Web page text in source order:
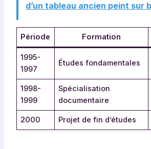
d’un tableau ancien peint sur
Période Formation
1995-
1997
Études fondamentales
1998-
1999
Spécialisation
documentaire
2000 Projet de fin d’études